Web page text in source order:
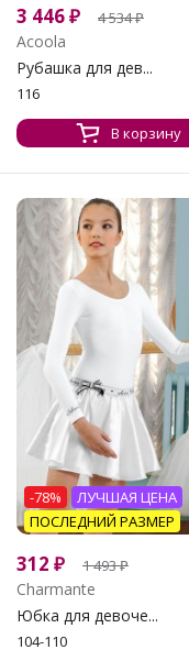
3 446₽ 4 534₽
Acoola
Рубашка для дев...
116
В корзину
-78%
ЛУЧШАЯ ЦЕНА
ПОСЛЕДНИЙ РАЗМЕР
312 ₽ 1 493₽
Charmante
Юбка для девоче...
104-110